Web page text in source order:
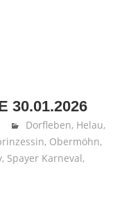
30.01.2026
Dorfleben, Helau,
, Obermöhn,
, Spayer Karneval,